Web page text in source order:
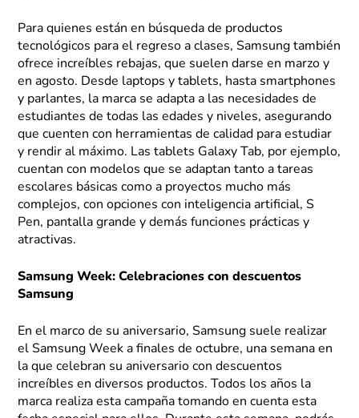
Para quienes están en búsqueda de productos
tecnológicos para el regreso a clases, Samsung también
ofrece increíbles rebajas, que suelen darse en marzo y
en agosto. Desde laptops y tablets, hasta smartphones
y parlantes, la marca se adapta a las necesidades de
estudiantes de todas las edades y niveles, asegurando
que cuenten con herramientas de calidad para estudiar
y rendir al máximo. Las tablets Galaxy Tab, por ejemplo,
cuentan con modelos que se adaptan tanto a tareas
escolares básicas como a proyectos mucho más
complejos, con opciones con inteligencia artificial, S
Pen, pantalla grande y demás funciones prácticas y
atractivas.
Samsung Week: Celebraciones con descuentos
Samsung
En el marco de su aniversario, Samsung suele realizar
el Samsung Week a finales de octubre, una semana en
la que celebran su aniversario con descuentos
increíbles en diversos productos. Todos los años la
marca realiza esta campaña tomando en cuenta esta